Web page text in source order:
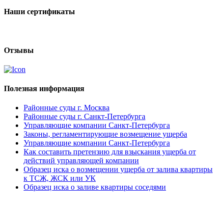
Наши сертификаты
Отзывы
Полезная информация
Районные суды г. Москва
Районные суды г. Санкт-Петербурга
Управляющие компании Санкт-Петербурга
Законы, регламентирующие возмещение ущерба
Управляющие компании Санкт-Петербурга
Как составить претензию для взыскания ущерба от
действий управляющей компании
Образец иска о возмещении ущерба от залива квартиры
к ТСЖ, ЖСК или УК
Образец иска о заливе квартиры соседями